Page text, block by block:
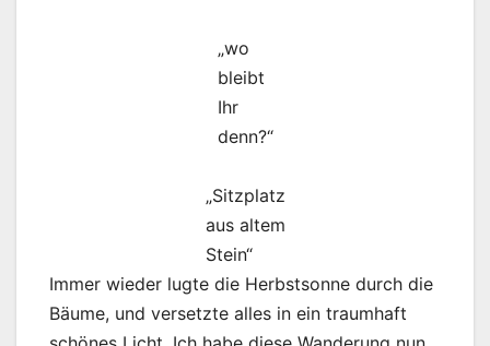
„wo
bleibt
Ihr
denn?“
„Sitzplatz
aus altem
Stein“
Immer wieder lugte die Herbstsonne durch die
Bäume, und versetzte alles in ein traumhaft